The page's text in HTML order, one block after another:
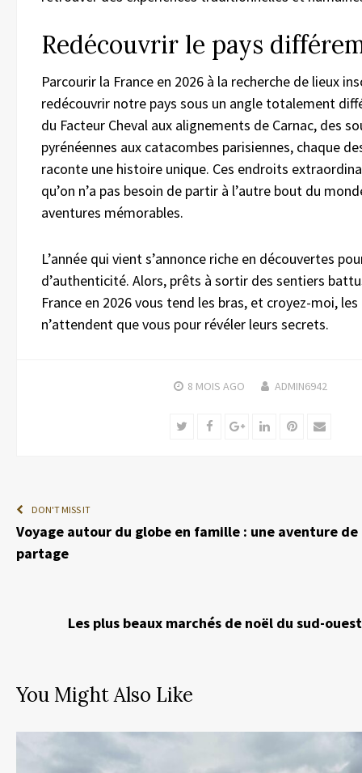
Redécouvrir le pays
Parcourir la France en 2026 à la recherche de lieux
redécouvrir notre pays sous un angle totalement
du Facteur Cheval aux alignements de Carnac, des
pyrénéennes aux catacombes parisiennes, chaque
raconte une histoire unique. Ces endroits
qu’on n’a pas besoin de partir à l’autre bout du
aventures mémorables.
L’année qui vient s’annonce riche en découvertes
d’authenticité. Alors, prêts à sortir des sentiers
France en 2026 vous tend les bras, et croyez-moi,
n’attendent que vous pour révéler leurs secrets.
8 MOIS AGO ADMIN6942
TwitterFacebookGoogle+LinkedInPinterest
Email
DON'T MISS IT
Voyage autour du globe en famille : une aventure
partage
Les plus beaux marchés de noël du sud-
You Might Also Like